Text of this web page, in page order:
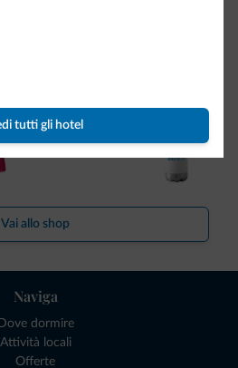
tutti gli hotel
Ecco la nuova collezione firmata
Vai allo shop
Naviga
Dove dormire
Attività locali
Offerte